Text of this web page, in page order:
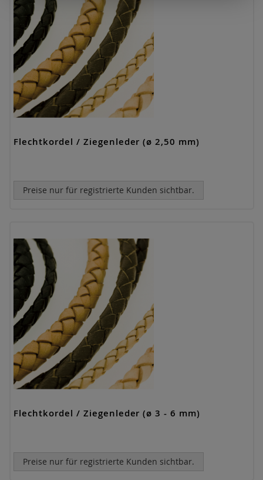
Flechtkordel / Ziegenleder (ø 2,50 mm)
Preise nur für registrierte Kunden sichtbar.
Flechtkordel / Ziegenleder (ø 3 - 6 mm)
Preise nur für registrierte Kunden sichtbar.